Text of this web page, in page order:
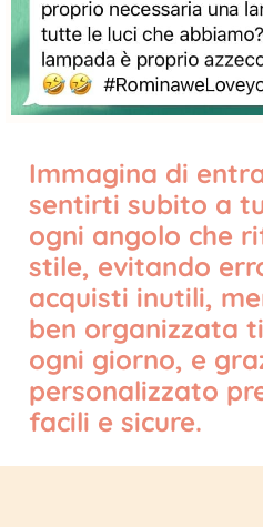
Immagina di
sentirti subito a
ogni angolo che
stile, evitando
acquisti inutili,
ben organizzata
ogni giorno, e
personalizzato
facili e sicure.